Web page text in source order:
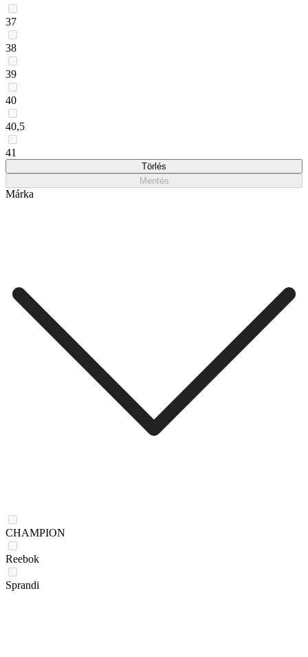
37
38
39
40
40,5
41
Törlés
Mentés
Márka
CHAMPION
Reebok
Sprandi